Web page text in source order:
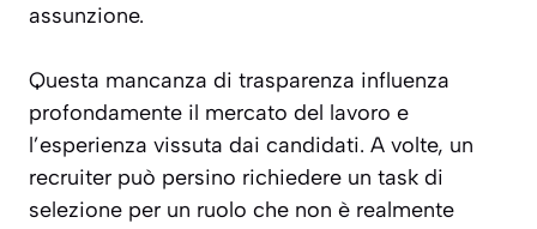
assunzione.
Questa mancanza di trasparenza influenza
profondamente il mercato del lavoro e
l’esperienza vissuta dai candidati. A volte, un
recruiter può persino richiedere un task di
selezione per un ruolo che non è realmente